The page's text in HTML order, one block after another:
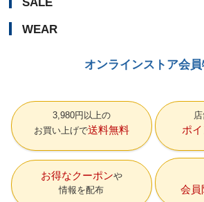
WEAR
オンラインストア会
3,980円以上の
お買い上げで送料無料 ポ
お得なクーポン
情報を配布 会員